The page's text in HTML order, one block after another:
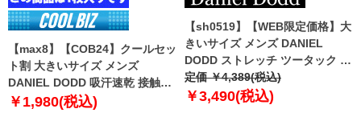
【max8】【COB24】クールセッ
ト割 大きいサイズ メンズ
DANIEL DODD 吸汗速乾 接触涼
感 Vネック 半袖 クールアンダー
￥1,980(税込)
【sh0519】【WEB限定価格】大
きいサイズ メンズ DANIEL
DODD ストレッチ ツータック チ
ノ パンツ チノパン テーパード
azp-210102
定価 ￥4,389(税込)
￥3,490(税込)